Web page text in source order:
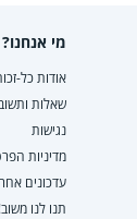
מי אנחנו?
אודות כל-
שאלות
נגישות
מדיניות
עדכונים
תנו לנו משוב!